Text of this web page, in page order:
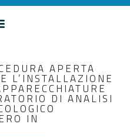
APERTA
L’INSTALLAZIONE
DI ANALISI
IN